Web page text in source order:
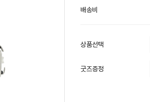
배송비
상품선택
굿즈증정